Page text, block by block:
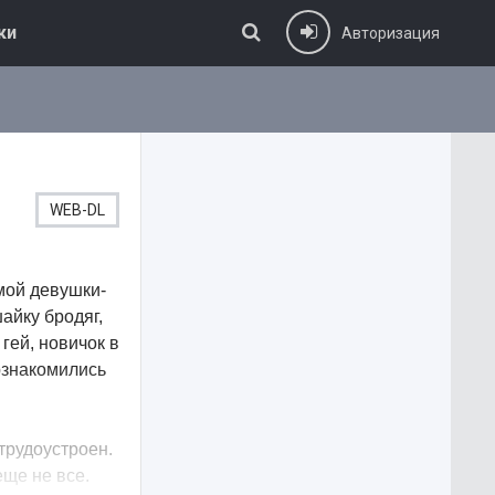
Авторизация
WEB-DL
девушки-
бродяг,
новичок в
не все.